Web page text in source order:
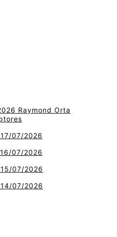
Raymond Orta
07/2026
07/2026
07/2026
07/2026